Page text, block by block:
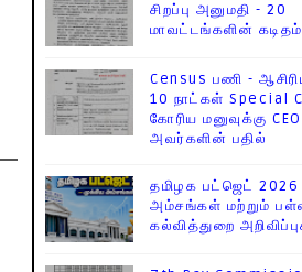
சிறப்பு அனுமதி - 20
மாவட்டங்களின் கடிதம்
Census பணி -
10 நாட்கள் Special
கோரிய மனுவுக்கு CEO
அவர்களின் பதில்
தமிழக பட்ஜெட் 2026
அம்சங்கள் மற்றும்
கல்வித்துறை